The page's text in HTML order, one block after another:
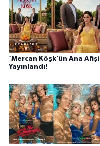
‘Mercan Köşk’ün Ana Afişi
Yayınlandı!